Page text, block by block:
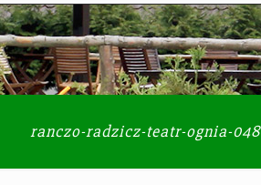
ranczo-radzicz-teatr-ognia-048